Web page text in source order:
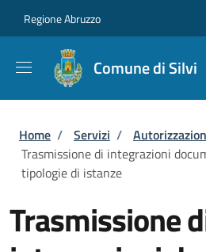
Regione Abruzzo
Comune di Silvi
Briciole di pane
Home / Servizi /
Trasmissione di integrazioni
tipologie di istanze
Trasmissione